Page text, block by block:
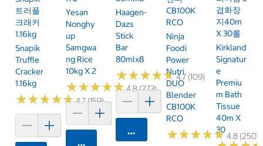
트러플
크래커
1.16kg
Snapik
Truffle
Cracker
1.16kg
★★★★★
★★★★★4.7 (159)
Yesan
Nonghy
Up
Samgwa
Ng Rice
10kg X 2
★★★★★
★★★★★4.8 (273)
카트에 담기
Haagen-
Dazs
Stick
Bar
80mlx8
★★★★★
★★★★★4.7 (109)
카트에 담기
CB100K
RCO
Ninja
Foodi
Power
Nutri
DUO
Blender
CB100K
RCO
★★★★★
★★★★★4.8 (250)
겹화장
지40m
X 30롤
Kirkland
Signatur
E
Premiu
M Bath
Tissue
40m X
30